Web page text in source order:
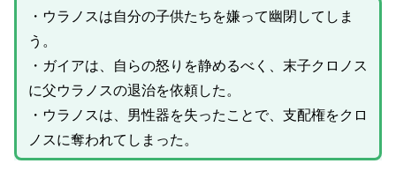
・ウラノスは自分の子供たちを嫌って幽閉してしま
う。
・ガイアは、自らの怒りを静めるべく、末子クロノス
に父ウラノスの退治を依頼した。
・ウラノスは、男性器を失ったことで、支配権をクロ
ノスに奪われてしまった。